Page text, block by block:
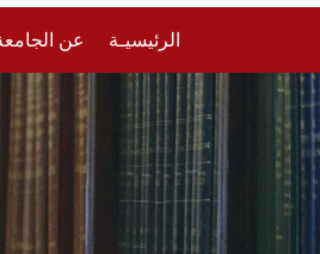
الرئيسيـة عن